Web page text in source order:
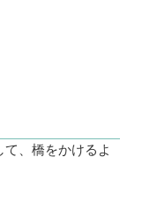
、橋をかけるよ